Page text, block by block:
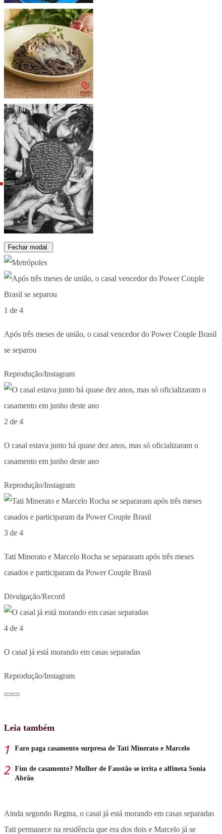
Fechar modal.
1 de 4
Após três meses de união, o casal vencedor do Power Couple Brasil
se separou
Reprodução/Instagram
2 de 4
O casal estava junto há quase dez anos, mas só oficializaram o
casamento em junho deste ano
Reprodução/Instagram
3 de 4
Tati Minerato e Marcelo Rocha se separaram após três meses
casados e participaram da Power Couple Brasil
Divulgação/Record
4 de 4
O casal já está morando em casas separadas
Reprodução/Instagram
Leia também
Faro paga casamento surpresa de Tati Minerato e Marcelo
Fim de casamento? Mulher de Faustão se irrita e alfineta Sonia
Abrão
Ainda segundo Regina, o casal já está morando em casas separadas
Tati permanece na residência que era dos dois e Marcelo já se